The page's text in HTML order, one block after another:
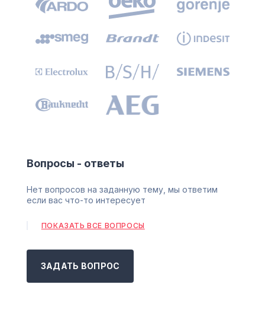
Вопросы - ответы
Нет вопросов на заданную тему, мы ответим
если вас что-то интересует
ПОКАЗАТЬ ВСЕ ВОПРОСЫ
ЗАДАТЬ ВОПРОС